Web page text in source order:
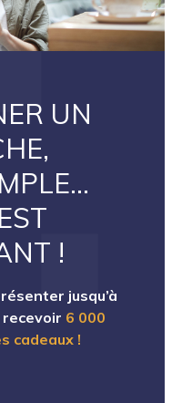
UN
!
jusqu’à
6 000
cadeaux !